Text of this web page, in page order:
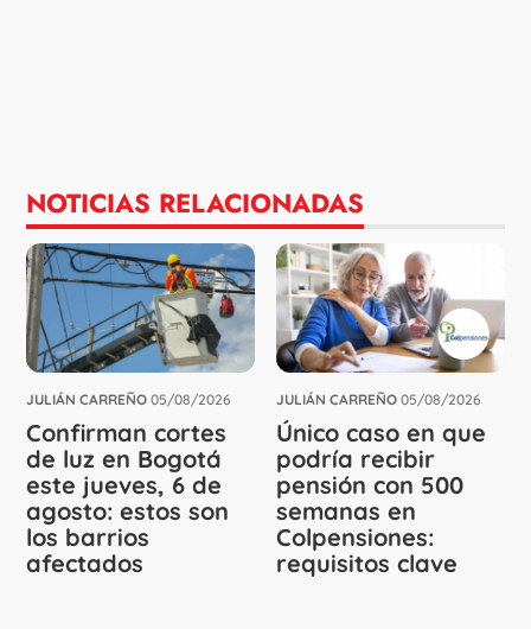
NOTICIAS RELACIONADAS
JULIÁN CARREÑO 05/08/2026
Confirman cortes
de luz en Bogotá
este jueves, 6 de
agosto: estos son
los barrios
afectados
JULIÁN CARREÑO 05/08/2026
Único caso en que
podría recibir
pensión con 500
semanas en
Colpensiones:
requisitos clave